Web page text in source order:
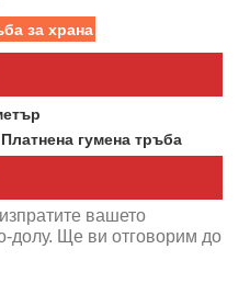
за храна
Платнена гумена тръба
вашето
долу. Ще ви отговорим до